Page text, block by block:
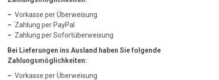
– Vorkasse per Überweisung
– Zahlung per PayPal
– Zahlung per Sofortüberweisung
Bei Lieferungen ins Ausland haben Sie folgende
Zahlungsmöglichkeiten:
– Vorkasse per Überweisung